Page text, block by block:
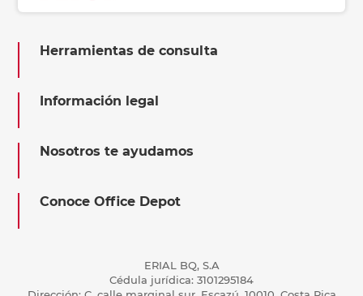
Herramientas de consulta
Información legal
Nosotros te ayudamos
Conoce Office Depot
ERIAL BQ, S.A
Cédula jurídica: 3101295184